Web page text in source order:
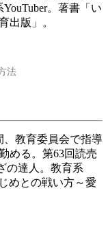
。著書「い
出版」。
法
、教育委員会で指導
める。第63回読売
の達人。教育系
めとの戦い方～愛